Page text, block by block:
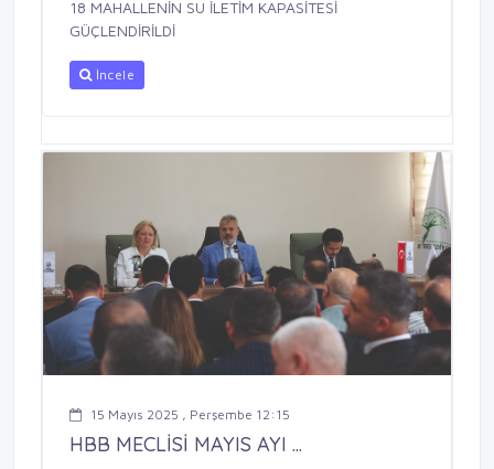
18 MAHALLENİN SU İLETİM KAPASİTESİ
GÜÇLENDİRİLDİ
İncele
15 Mayıs 2025 , Perşembe 12:15
HBB MECLİSİ MAYIS AYI ...